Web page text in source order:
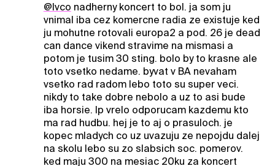
@Ivco nadherny koncert to bol. ja som ju
vnimal iba cez komercne radia ze existuje ked
ju mohutne rotovali europa2 a pod. 26 je dead
can dance vikend stravime na mismasi a
potom je tusim 30 sting. bolo by to krasne ale
toto vsetko nedame. byvat v BA nevaham
vsetko rad radom lebo toto su super veci.
nikdy to take dobre nebolo a uz to asi bude
iba horsie. lp vrelo odporucam kazdemu kto
ma rad hudbu. hej je to aj o prasuloch. je
kopec mladych co uz uvazuju ze nepojdu dalej
na skolu lebo su zo slabsich soc. pomerov.
ked maju 300 na mesiac 20ku za koncert